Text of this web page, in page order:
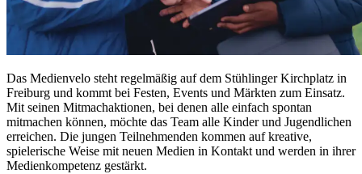
Das Medienvelo steht regelmäßig auf dem Stühlinger Kirchplatz in
Freiburg und kommt bei Festen, Events und Märkten zum Einsatz.
Mit seinen Mitmachaktionen, bei denen alle einfach spontan
mitmachen können, möchte das Team alle Kinder und Jugendlichen
erreichen. Die jungen Teilnehmenden kommen auf kreative,
spielerische Weise mit neuen Medien in Kontakt und werden in ihrer
Medienkompetenz gestärkt.